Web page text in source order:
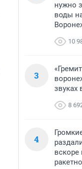
нужно
воды
10
3
звуках
8
4
вскоре